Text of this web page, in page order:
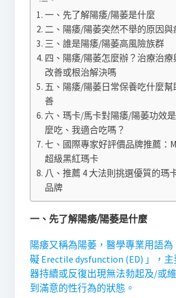
一、先了解陽痿/陽萎是什麼
二、陽痿/陽萎突然不舉的原因與
三、誰是陽痿/陽萎高風險族群
四、陽痿/陽萎怎麼辦？治療治療
改善或根治解決嗎
五、陽痿/陽萎日常保養吃什麼幫
善
六、瑪卡/馬卡對陽痿/陽萎功效
麼吃、我適合吃嗎？
七、國際專家好評價品牌推薦：
超級黑紅瑪卡
八、推薦 4 大法則挑選優質的瑪
品牌
一、先了解陽痿/陽萎是什麼
陽痿又稱為陽萎，醫學專業用語
礙 Erectile dysfunction (ED) 」，
器持續或反復出現無法勃起及/或
到滿意的性行為的狀態。